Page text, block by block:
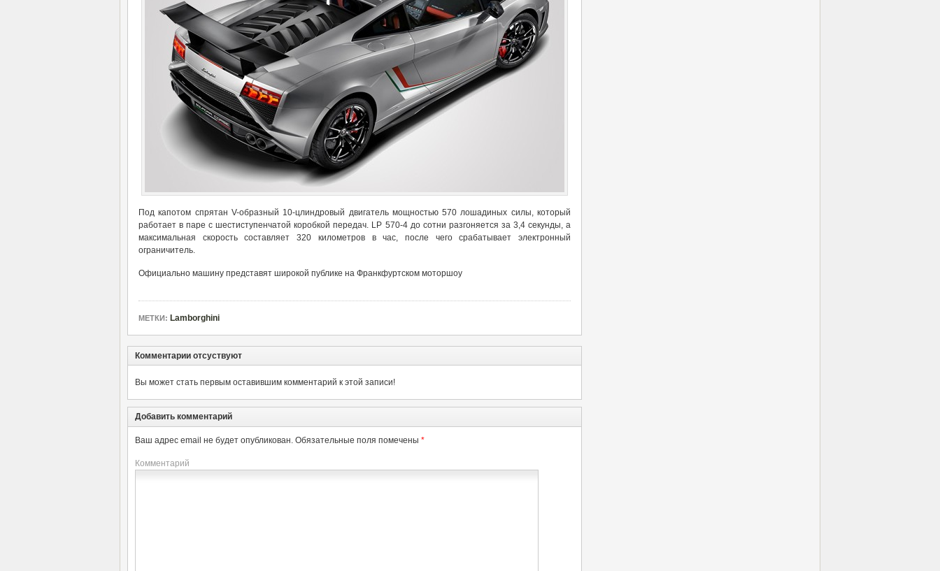
Под капотом спрятан V-образный 10-цлиндровый двигатель мощностью 570 лошадиных силы, который
работает в паре с шестиступенчатой коробкой передач. LP 570-4 до сотни разгоняется за 3,4 секунды, а
максимальная скорость составляет 320 километров в час, после чего срабатывает электронный
ограничитель.
Официально машину представят широкой публике на Франкфуртском моторшоу
МЕТКИ: Lamborghini
Комментарии отсуствуют
Вы может стать первым оставившим комментарий к этой записи!
Добавить комментарий
Ваш адрес email не будет опубликован. Обязательные поля помечены *
Комментарий